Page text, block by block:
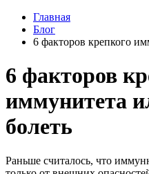
Главная
Блог
6 факторов крепкого
6 факторов
иммунитета
болеть
Раньше считалось, что